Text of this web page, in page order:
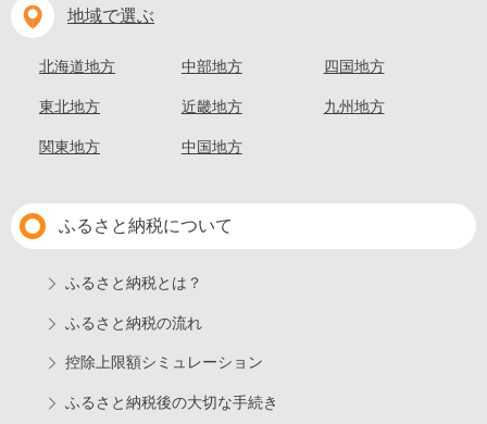
地域で選ぶ
北海道地方
東北地方
関東地方
中部地方
近畿地方
中国地方
四国地方
九州地方
ふるさと納税について
ふるさと納税とは？
ふるさと納税の流れ
控除上限額シミュレーション
ふるさと納税後の大切な手続き